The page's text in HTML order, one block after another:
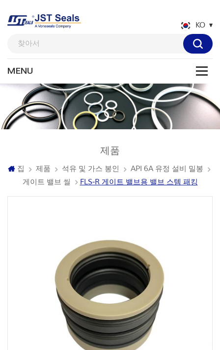
KO
제품
집 제품 석유 및 가스 봉인
API 6A 유정 설비 밀봉
게이트 밸브 씰
FLS-R 게이트 밸브용 밸브 스템 패킹